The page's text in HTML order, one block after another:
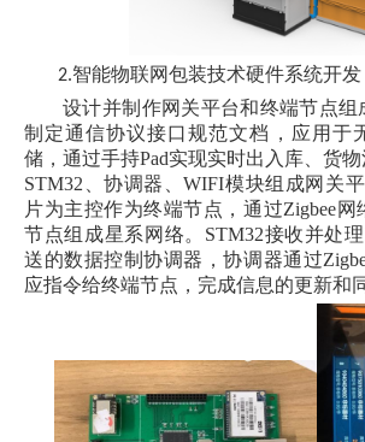
2.智能物联网包装技术硬件系统开发
设计并制作网关平台和终端节点组
制定通信协议接口规范文档，应用于
储，通过手持Pad实现实时出入库、货
STM32 、协调器、WIFI模块组成网关
片为主控作为终端节点，通过Zigbee网
节点组成星系网络。 STM32接收并处理
送的数据控制协调器，协调器通过
应指令给终端节点，完成信息的更新和